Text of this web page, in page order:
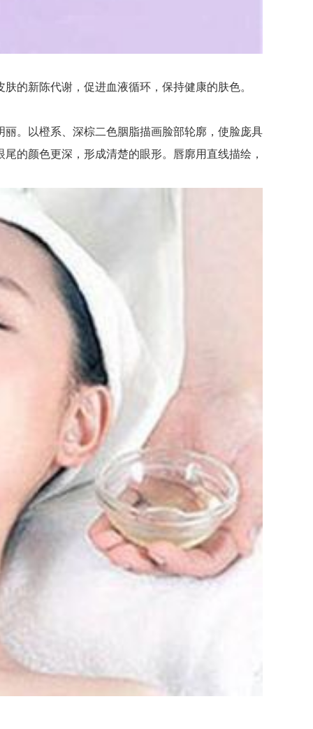
新陈代谢，促进血液循环，保持健康的肤色。
。以橙系、深棕二色胭脂描画脸部轮廓，使脸庞具
的颜色更深，形成清楚的眼形。唇廓用直线描绘，